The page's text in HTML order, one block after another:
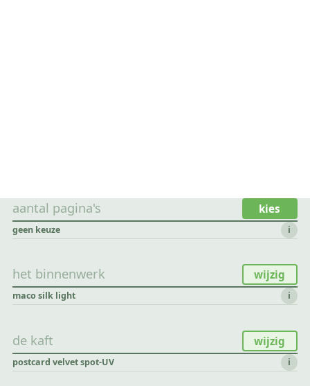
aantal pagina's kies
geen keuze i
het binnenwerk wijzig
maco silk light i
de kaft wijzig
postcard velvet spot-UV i